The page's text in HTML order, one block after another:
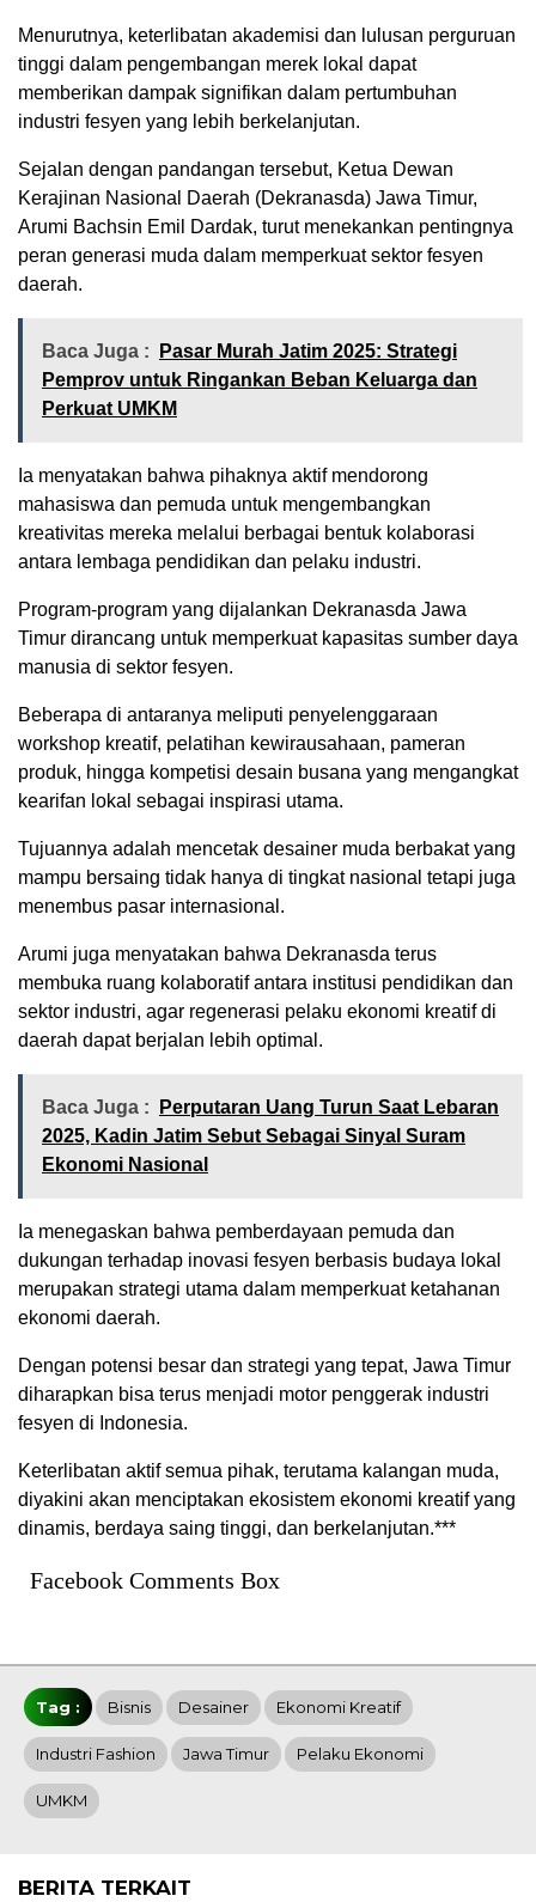
Menurutnya, keterlibatan akademisi dan lulusan perguruan
tinggi dalam pengembangan merek lokal dapat
memberikan dampak signifikan dalam pertumbuhan
industri fesyen yang lebih berkelanjutan.
Sejalan dengan pandangan tersebut, Ketua Dewan
Kerajinan Nasional Daerah (Dekranasda) Jawa Timur,
Arumi Bachsin Emil Dardak, turut menekankan pentingnya
peran generasi muda dalam memperkuat sektor fesyen
daerah.
Baca Juga :
Pasar Murah Jatim 2025: Strategi
Pemprov untuk Ringankan Beban Keluarga dan
Perkuat UMKM
Ia menyatakan bahwa pihaknya aktif mendorong
mahasiswa dan pemuda untuk mengembangkan
kreativitas mereka melalui berbagai bentuk kolaborasi
antara lembaga pendidikan dan pelaku industri.
Program-program yang dijalankan Dekranasda Jawa
Timur dirancang untuk memperkuat kapasitas sumber daya
manusia di sektor fesyen.
Beberapa di antaranya meliputi penyelenggaraan
workshop kreatif, pelatihan kewirausahaan, pameran
produk, hingga kompetisi desain busana yang mengangkat
kearifan lokal sebagai inspirasi utama.
Tujuannya adalah mencetak desainer muda berbakat yang
mampu bersaing tidak hanya di tingkat nasional tetapi juga
menembus pasar internasional.
Arumi juga menyatakan bahwa Dekranasda terus
membuka ruang kolaboratif antara institusi pendidikan dan
sektor industri, agar regenerasi pelaku ekonomi kreatif di
daerah dapat berjalan lebih optimal.
Baca Juga :
Perputaran Uang Turun Saat Lebaran
2025, Kadin Jatim Sebut Sebagai Sinyal Suram
Ekonomi Nasional
Ia menegaskan bahwa pemberdayaan pemuda dan
dukungan terhadap inovasi fesyen berbasis budaya lokal
merupakan strategi utama dalam memperkuat ketahanan
ekonomi daerah.
Dengan potensi besar dan strategi yang tepat, Jawa Timur
diharapkan bisa terus menjadi motor penggerak industri
fesyen di Indonesia.
Keterlibatan aktif semua pihak, terutama kalangan muda,
diyakini akan menciptakan ekosistem ekonomi kreatif yang
dinamis, berdaya saing tinggi, dan berkelanjutan.***
Facebook Comments Box
Tag : Bisnis Desainer Ekonomi Kreatif
Industri Fashion Jawa Timur Pelaku Ekonomi
UMKM
BERITA TERKAIT